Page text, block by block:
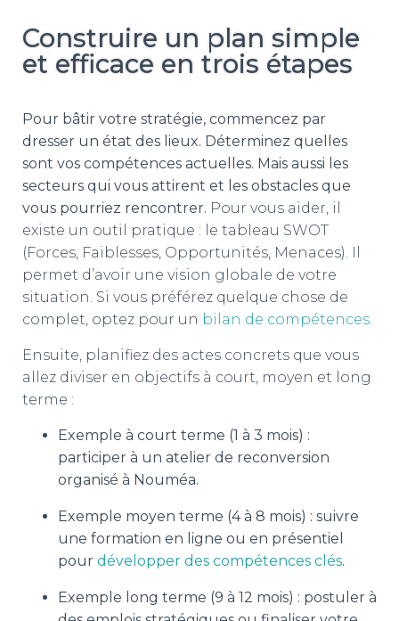
Construire un plan simple
et efficace en trois étapes
Pour bâtir votre stratégie, commencez par
dresser un état des lieux. Déterminez quelles
sont vos compétences actuelles. Mais aussi les
secteurs qui vous attirent et les obstacles que
vous pourriez rencontrer. Pour vous aider, il
existe un outil pratique : le tableau SWOT
(Forces, Faiblesses, Opportunités, Menaces). Il
permet d’avoir une vision globale de votre
situation. Si vous préférez quelque chose de
complet, optez pour un bilan de compétences
Ensuite, planifiez des actes concrets que vous
allez diviser en objectifs à court, moyen et long
terme :
Exemple à court terme (1 à 3 mois) :
participer à un atelier de reconversion
organisé à Nouméa.
Exemple moyen terme (4 à 8 mois) : suivre
une formation en ligne ou en présentiel
pour développer des compétences clés.
Exemple long terme (9 à 12 mois) : postuler à